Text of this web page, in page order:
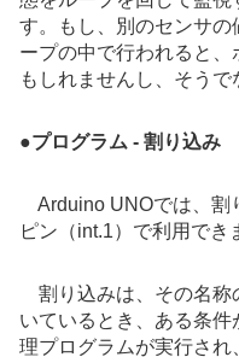
す。もし、別のセンサ
ープの中で行われると
もしれませんし、そうで
●プログラム - 割り込み
Arduino UNOでは、割
ピン（int.1）で利用でき
割り込みは、その名称
いているとき、ある条
理プログラムが実行され